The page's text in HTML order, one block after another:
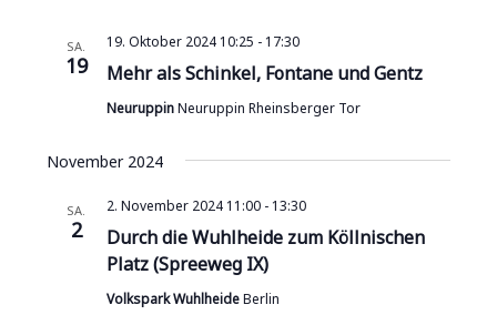
SA.
19 Mehr als Schinkel, Fontane und Gentz
19. Oktober 2024 10:25 - 17:30
NeuruppinNeuruppin Rheinsberger Tor
November 2024
SA.
2
Durch die Wuhlheide zum Köllnischen
Platz (Spreeweg IX)
2. November 2024 11:00- 13:30
Volkspark WuhlheideBerlin